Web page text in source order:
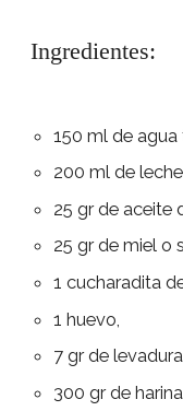
Ingredientes:
150 ml de agua
200 ml de
25 gr de aceite
25 gr de miel o
1 cucharadita
1 huevo,
7 gr de
300 gr de